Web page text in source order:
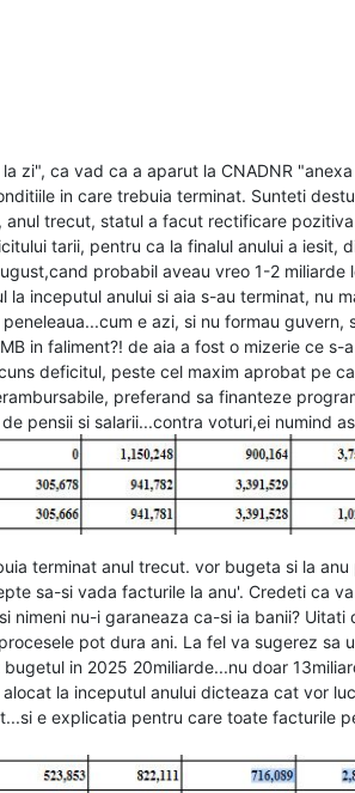
zi", ca vad ca a aparut la CNADNR
in care trebuia terminat. Sunteti
trecut, statul a facut rectificare
tarii, pentru ca la finalul anului a iesit,
probabil aveau vreo 1-2 miliarde
inceputul anului si aia s-au terminat, nu
e azi, si nu formau guvern,
in faliment?! de aia a fost o mizerie ce s-
deficitul, peste cel maxim aprobat pe
preferand sa finanteze
pensii si salarii...contra voturi,ei numind
terminat anul trecut. vor bugeta si la
sa-si vada facturile la anu'. Credeti ca
nu-i garaneaza ca-si ia banii? Uitati
pot dura ani. La fel va sugerez sa
in 2025 20miliarde...nu doar
la inceputul anului dicteaza cat vor
e explicatia pentru care toate facturile